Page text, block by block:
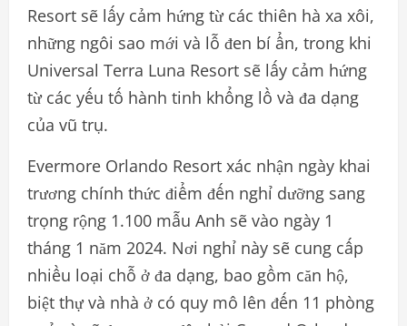
Resort sẽ lấy cảm hứng từ các thiên hà xa xôi,
những ngôi sao mới và lỗ đen bí ẩn, trong khi
Universal Terra Luna Resort sẽ lấy cảm hứng
từ các yếu tố hành tinh khổng lồ và đa dạng
của vũ trụ.
Evermore Orlando Resort xác nhận ngày khai
trương chính thức điểm đến nghỉ dưỡng sang
trọng rộng 1.100 mẫu Anh sẽ vào ngày 1
tháng 1 năm 2024. Nơi nghỉ này sẽ cung cấp
nhiều loại chỗ ở đa dạng, bao gồm căn hộ,
biệt thự và nhà ở có quy mô lên đến 11 phòng